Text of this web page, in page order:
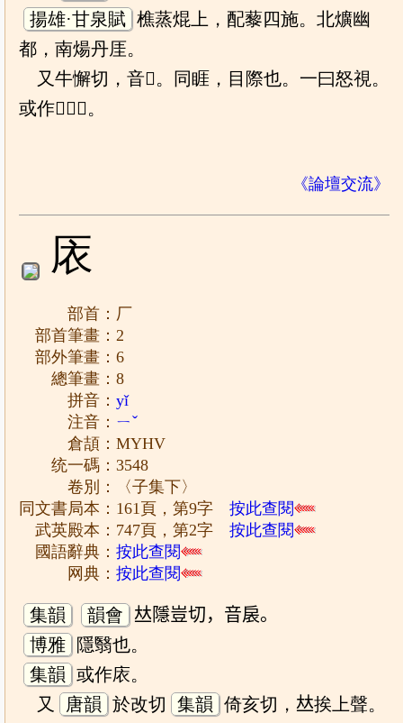
揚雄·甘泉賦 樵蒸焜上，配藜四施。北爌幽
都，南煬丹厓。
又牛懈切，音𢛄。同睚，目際也。一曰怒視。
或作𥊅𥌚𤷅。
《論壇交流》
㕈
部首：厂
部首筆畫：2
部外筆畫：6
總筆畫：8
拼音：yǐ
注音： ㄧˇ
倉頡：MYHV
统一碼：3548
卷別：〈子集下〉
同文書局本：161頁，第9字按此查閱
武英殿本：747頁，第2字按此查閱
國語辭典：按此查閱
网典：按此查閱
集韻 韻會
𠀤隱豈切，音扆。
博雅
隱翳也。
集韻 或作庡。
又
唐韻 於改切 集韻 倚亥切，𠀤挨上聲。